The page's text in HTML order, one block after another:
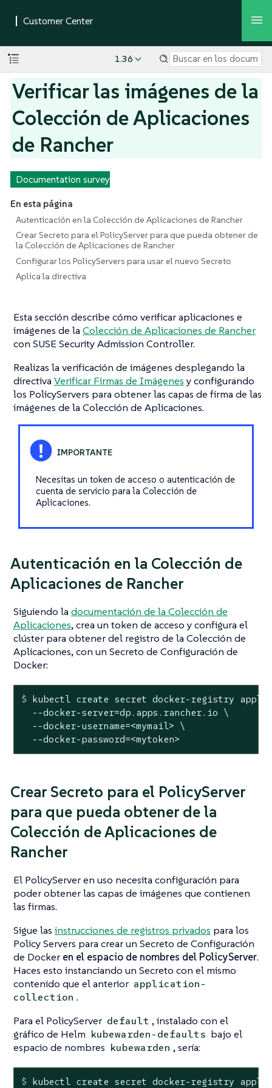
1.36
Verificar las imágenes de la
Colección de Aplicaciones
de Rancher
Documentation survey
En esta página
Autenticación en la Colección de Aplicaciones de Rancher
Crear Secreto para el PolicyServer para que pueda obtener de
la Colección de Aplicaciones de Rancher
Configurar los PolicyServers para usar el nuevo Secreto
Aplica la directiva
Esta sección describe cómo verificar aplicaciones e
imágenes de la Colección de Aplicaciones de Rancher
con SUSE Security Admission Controller.
Realizas la verificación de imágenes desplegando la
directiva Verificar Firmas de Imágenes y configurando
los PolicyServers para obtener las capas de firma de las
imágenes de la Colección de Aplicaciones.
Necesitas un token de acceso o autenticación de
cuenta de servicio para la Colección de
Aplicaciones.
Autenticación en la Colección de
Aplicaciones de Rancher
Siguiendo la documentación de la Colección de
Aplicaciones, crea un token de acceso y configura el
clúster para obtener del registro de la Colección de
Aplicaciones, con un Secreto de Configuración de
Docker:
$ kubectl create secret docker-registry
  --docker-server=dp.apps.rancher.io \
  --docker-username=<mymail> \
  --docker-password=<mytoken>
Crear Secreto para el PolicyServer
para que pueda obtener de la
Colección de Aplicaciones de
Rancher
El PolicyServer en uso necesita configuración para
poder obtener las capas de imágenes que contienen
las firmas.
Sigue las instrucciones de registros privados para los
Policy Servers para crear un Secreto de Configuración
de Docker en el espacio de nombres del PolicyServer.
Haces esto instanciando un Secreto con el mismo
contenido que el anterior application-
collection .
Para el PolicyServer default , instalado con el
gráfico de Helm kubewarden-defaults bajo el
espacio de nombres kubewarden , sería:
$ kubectl create secret docker-registry